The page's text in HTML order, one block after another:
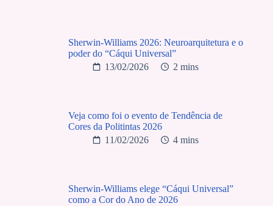
Sherwin-Williams 2026: Neuroarquitetura e o
poder do “Cáqui Universal”
13/02/2026
2 mins
Veja como foi o evento de Tendência de
Cores da Politintas 2026
11/02/2026
4 mins
Sherwin-Williams elege “Cáqui Universal”
como a Cor do Ano de 2026